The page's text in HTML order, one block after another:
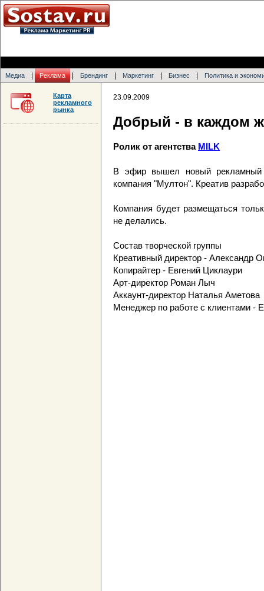
Медиа Реклама Брендинг Маркетинг Бизнес Политика и
23.09.2009
Добрый - в каждом
Ролик от агентства MILK
В эфир вышел новый рекламный
компания "Мултон". Креатив
Компания будет размещаться
не делались.
Состав творческой группы
Креативный директор - Александр
Копирайтер - Евгений Циклаури
Арт-директор Роман Лыч
Аккаунт-директор Наталья Аметова
Менеджер по работе с клиентами -
Карта
рекламного
рынка